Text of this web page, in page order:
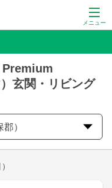
メニュー
Premium
玄関・リビング
）